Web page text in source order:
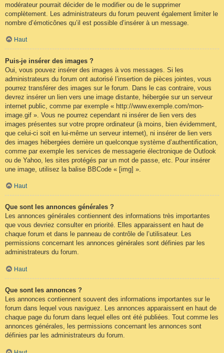
modérateur pourrait décider de le modifier ou de le supprimer
complètement. Les administrateurs du forum peuvent également limiter le
nombre d’émoticônes qu’il est possible d’insérer à un message.
Haut
Puis-je insérer des images ?
Oui, vous pouvez insérer des images à vos messages. Si les
administrateurs du forum ont autorisé l’insertion de pièces jointes, vous
pourrez transférer des images sur le forum. Dans le cas contraire, vous
devrez insérer un lien vers une image distante, hébergée sur un serveur
internet public, comme par exemple « http://www.exemple.com/mon-
image.gif ». Vous ne pourrez cependant ni insérer de lien vers des
images présentes sur votre propre ordinateur (à moins, bien évidemment,
que celui-ci soit en lui-même un serveur internet), ni insérer de lien vers
des images hébergées derrière un quelconque système d’authentification,
comme par exemple les services de messagerie électronique de Outlook
ou de Yahoo, les sites protégés par un mot de passe, etc. Pour insérer
une image, utilisez la balise BBCode « [img] ».
Haut
Que sont les annonces générales ?
Les annonces générales contiennent des informations très importantes
que vous devriez consulter en priorité. Elles apparaissent en haut de
chaque forum et dans le panneau de contrôle de l’utilisateur. Les
permissions concernant les annonces générales sont définies par les
administrateurs du forum.
Haut
Que sont les annonces ?
Les annonces contiennent souvent des informations importantes sur le
forum dans lequel vous naviguez. Les annonces apparaissent en haut de
chaque page du forum dans lequel elles ont été publiées. Tout comme les
annonces générales, les permissions concernant les annonces sont
définies par les administrateurs du forum.